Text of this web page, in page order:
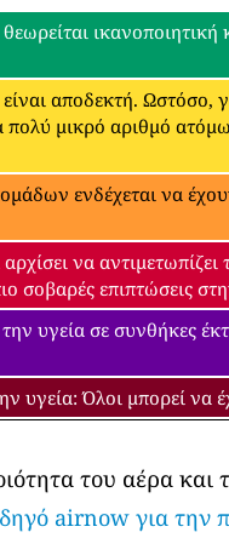
αποδεκτή. Ωστόσο,
πολύ μικρό αριθμό
ενδέχεται να
να
σοβαρές επιπτώσεις
την υγεία σε συνθήκες
υγεία: Όλοι μπορεί να
του αέρα
airnow για την